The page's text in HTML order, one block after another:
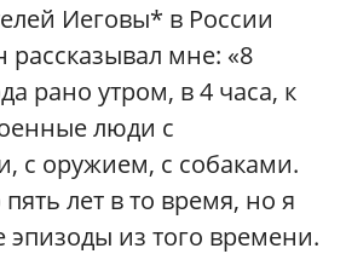
Иеговы* в России
рассказывал мне: «8
рано утром, в 4 часа, к
люди с
с оружием, с собаками.
лет в то время, но я
из того времени.